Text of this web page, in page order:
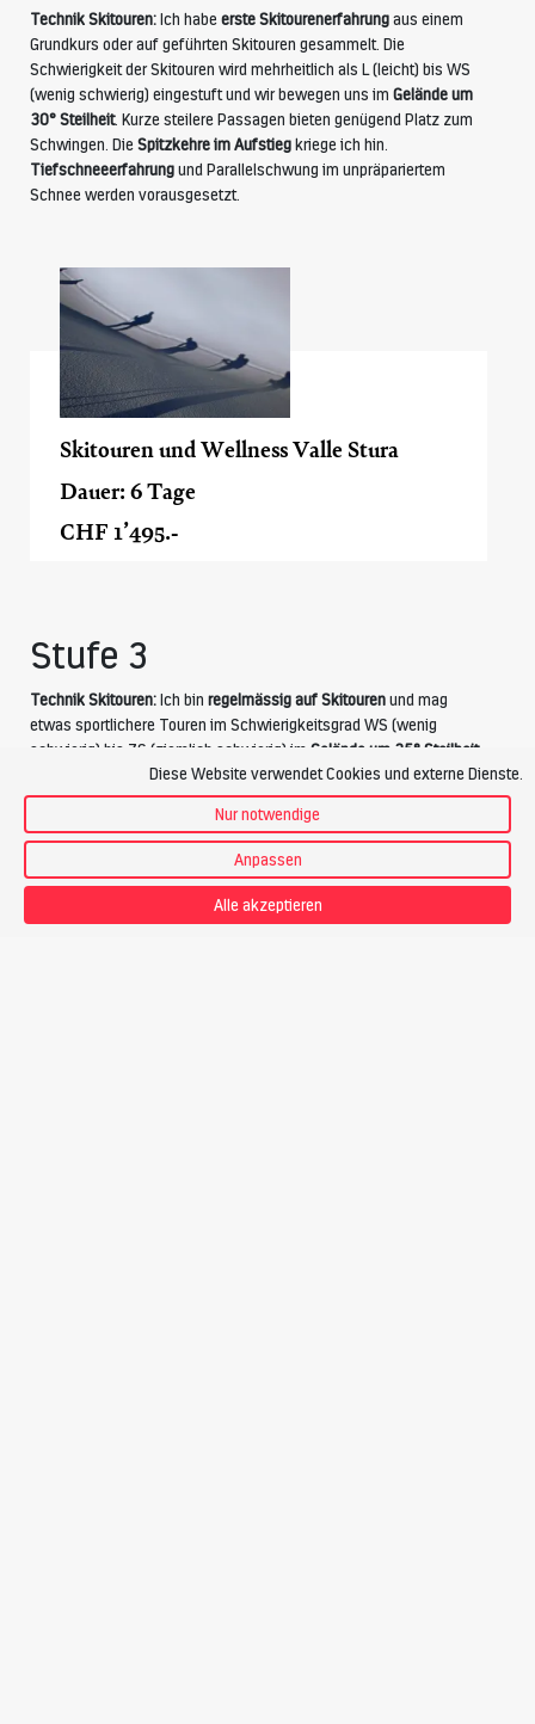
Technik Skitouren:Ich habeerste Skitourenerfahrungaus einem
Grundkurs oder auf geführten Skitouren gesammelt. Die
Schwierigkeit der Skitouren wird mehrheitlich als L (leicht) bis WS
(wenig schwierig) eingestuft und wir bewegen uns im Gelände um
30° Steilheit. Kurze steilere Passagen bieten genügend Platz zum
Schwingen. DieSpitzkehre im Aufstiegkriege ich hin.
Tiefschneeerfahrungund Parallelschwung im unpräpariertem
Schnee werden vorausgesetzt.
Skitouren und Wellness Valle Stura
Dauer: 6 Tage
CHF 1’495.-
Stufe 3
Technik Skitouren:Ich bin regelmässig auf Skitourenund mag
etwas sportlichere Touren im Schwierigkeitsgrad WS (wenig
schwierig) bis ZS (ziemlich schwierig) im Gelände um 35° Steilheit.
beherrsche die Spitzkehre. Ich bin einsicherer Tiefschneefahrer
in allen Schneearten und die Abfahrt ist für mich ein wichtiger
Diese Website verwendet Cookies und externe Dienste.
Nur notwendige
Anpassen
Alle akzeptieren